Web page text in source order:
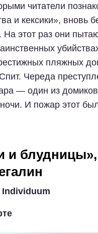
читатели
и кексики», вновь
На этот раз они
пляжных
Череда
— один из домиков
И пожар этот
и блудницы»,
Individuum